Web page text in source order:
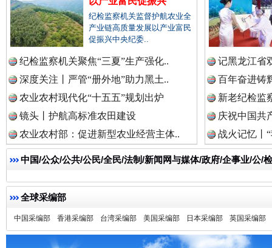
雄关漫道展新颜 “
纪检监察机关监督护航农业全
产业链高质量发展以产业富民
促振兴中央纪委..
纪检监察机关聚焦“三夏”生产强化..
深度关注丨严管“册外地”助力黑土..
农业农村现代化“十五五”规划出炉
镜头丨护航高标准农田建设
农业农村部：促进新型农业经营主体..
记黑龙江省
百年奋进铸
新老纪检监
庆祝中国共
战火记忆丨
中国/公众/公共/公民/全民/法制/新闻网与媒体/政府/企事业/公/
全球采编部
中国采编部 香港采编部 台湾采编部 美国采编部 日本采编部 英国采编部